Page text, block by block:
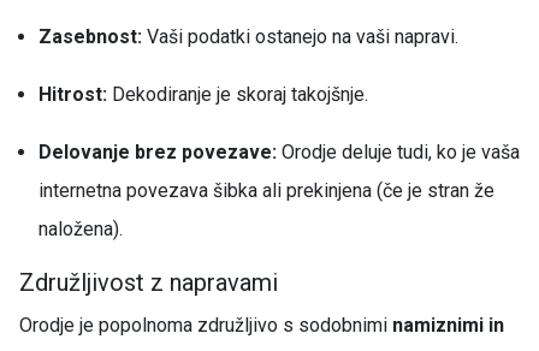
Zasebnost: Vaši podatki ostanejo na vaši napravi.
Hitrost: Dekodiranje je skoraj takojšnje.
Delovanje brez povezave: Orodje deluje tudi, ko je vaša
internetna povezava šibka ali prekinjena (če je stran že
naložena).
Združljivost z napravami
Orodje je popolnoma združljivo s sodobnimi namiznimi in